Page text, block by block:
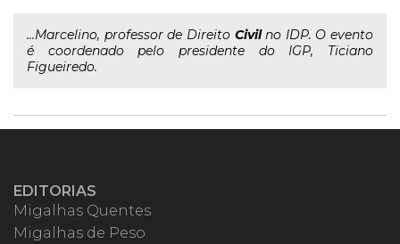
...Marcelino, professor de Direito Civilno IDP. O evento
é coordenado pelo presidente do IGP, Ticiano
Figueiredo.
EDITORIAS
Migalhas Quentes
Migalhas de Peso